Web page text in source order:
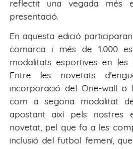
reflectit una vegada més
presentació.
En aquesta edició
comarca i més de 1.000
modalitats esportives en les
Entre les novetats
incorporació del One-wall o
com a segona modalitat
apostant així pels nostres
novetat, pel que fa a les
inclusió del futbol femení,